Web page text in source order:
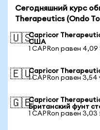
Сегодняшний курс
Therapeutics (Ondo
🇺🇸Capricor
США
1 CAPRon равен 4,09
🇪🇺Capricor
1 CAPRon равен
🇬🇧Capricor
Британский фунт
1 CAPRon равен 3,03